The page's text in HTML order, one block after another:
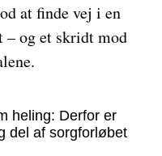
at finde vej i en
– og et skridt mod
heling: Derfor er
del af sorgforløbet